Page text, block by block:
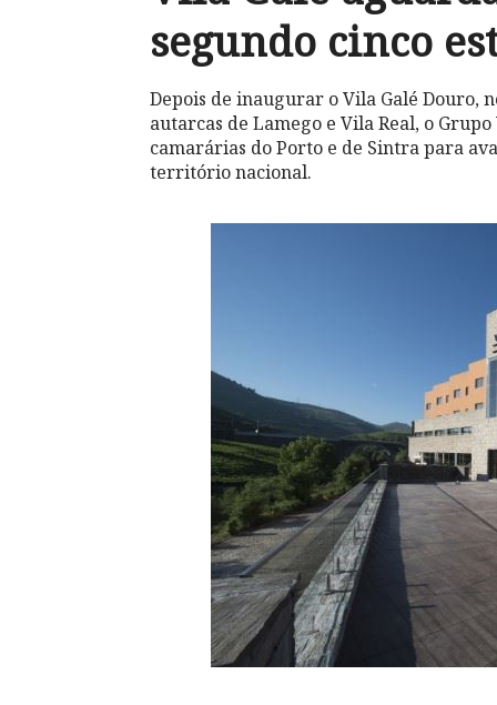
segundo cinco
Depois de inaugurar o Vila Galé Douro,
autarcas de Lamego e Vila Real, o
camarárias do Porto e de Sintra para
território nacional.